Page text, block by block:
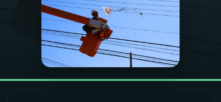
PROGRAMAÇÃO
PROGRAMAS
05PODCASTS